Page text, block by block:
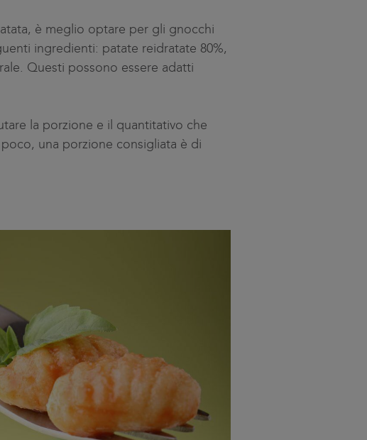
è meglio optare per gli gnocchi
ingredienti: patate reidratate 80%,
Questi possono essere adatti
la porzione e il quantitativo che
una porzione consigliata è di